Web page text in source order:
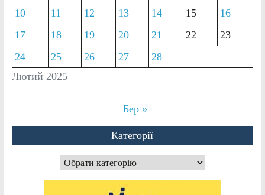
Лютий 2025
10
11 12 13 14 15
16
17
18 19 20 21 22
23
24
25 26 27 28
Бер »
Категорії
Категорії